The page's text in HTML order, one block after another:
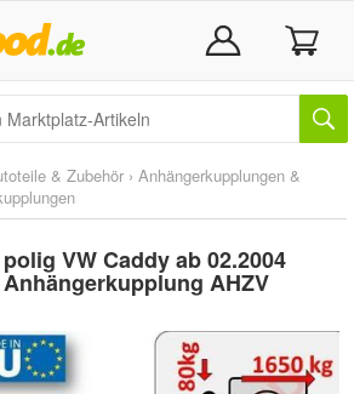
& Zubehör › Anhängerkupplungen &
VW Caddy ab 02.2004
AHZV